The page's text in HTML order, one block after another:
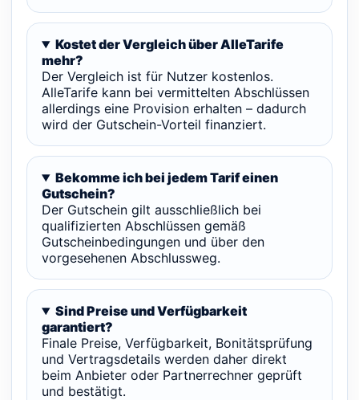
Kostet der Vergleich über AlleTarife
mehr?
Der Vergleich ist für Nutzer kostenlos.
AlleTarife kann bei vermittelten Abschlüssen
allerdings eine Provision erhalten – dadurch
wird der Gutschein-Vorteil finanziert.
Bekomme ich bei jedem Tarif einen
Gutschein?
Der Gutschein gilt ausschließlich bei
qualifizierten Abschlüssen gemäß
Gutscheinbedingungen und über den
vorgesehenen Abschlussweg.
Sind Preise und Verfügbarkeit
garantiert?
Finale Preise, Verfügbarkeit, Bonitätsprüfung
und Vertragsdetails werden daher direkt
beim Anbieter oder Partnerrechner geprüft
und bestätigt.